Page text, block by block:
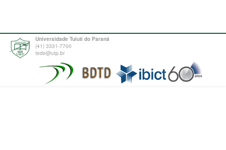
Universidade Tuiuti do Paraná
(41) 3331-7700
tede@utp.br